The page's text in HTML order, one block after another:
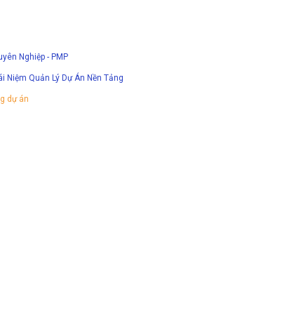
Nghiệp - PMP
Niệm Quản Lý Dự Án Nền Tảng
dự án